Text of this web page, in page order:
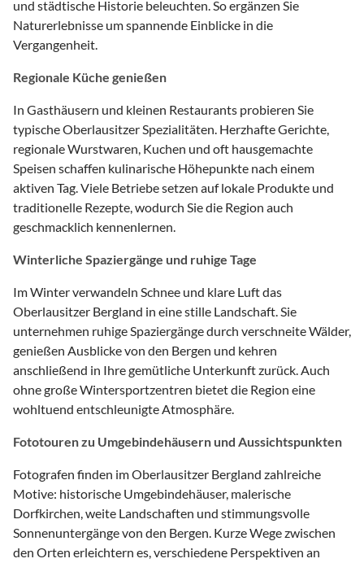
und städtische Historie beleuchten. So ergänzen Sie
Naturerlebnisse um spannende Einblicke in die
Vergangenheit.
Regionale Küche genießen
In Gasthäusern und kleinen Restaurants probieren Sie
typische Oberlausitzer Spezialitäten. Herzhafte Gerichte,
regionale Wurstwaren, Kuchen und oft hausgemachte
Speisen schaffen kulinarische Höhepunkte nach einem
aktiven Tag. Viele Betriebe setzen auf lokale Produkte und
traditionelle Rezepte, wodurch Sie die Region auch
geschmacklich kennenlernen.
Winterliche Spaziergänge und ruhige Tage
Im Winter verwandeln Schnee und klare Luft das
Oberlausitzer Bergland in eine stille Landschaft. Sie
unternehmen ruhige Spaziergänge durch verschneite Wälder,
genießen Ausblicke von den Bergen und kehren
anschließend in Ihre gemütliche Unterkunft zurück. Auch
ohne große Wintersportzentren bietet die Region eine
wohltuend entschleunigte Atmosphäre.
Fototouren zu Umgebindehäusern und Aussichtspunkten
Fotografen finden im Oberlausitzer Bergland zahlreiche
Motive: historische Umgebindehäuser, malerische
Dorfkirchen, weite Landschaften und stimmungsvolle
Sonnenuntergänge von den Bergen. Kurze Wege zwischen
den Orten erleichtern es, verschiedene Perspektiven an